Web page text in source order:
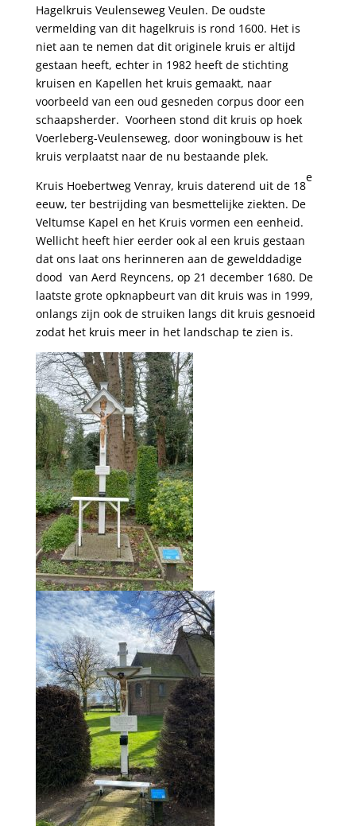
Hagelkruis Veulenseweg Veulen. De oudste
vermelding van dit hagelkruis is rond 1600. Het is
niet aan te nemen dat dit originele kruis er altijd
gestaan heeft, echter in 1982 heeft de stichting
kruisen en Kapellen het kruis gemaakt, naar
voorbeeld van een oud gesneden corpus door een
schaapsherder. Voorheen stond dit kruis op hoek
Voerleberg-Veulenseweg, door woningbouw is het
kruis verplaatst naar de nu bestaande plek.
Kruis Hoebertweg Venray, kruis daterend uit de 18
e
eeuw, ter bestrijding van besmettelijke ziekten. De
Veltumse Kapel en het Kruis vormen een eenheid.
Wellicht heeft hier eerder ook al een kruis gestaan
dat ons laat ons herinneren aan de gewelddadige
dood van Aerd Reyncens, op 21 december 1680. De
laatste grote opknapbeurt van dit kruis was in 1999,
onlangs zijn ook de struiken langs dit kruis gesnoeid
zodat het kruis meer in het landschap te zien is.